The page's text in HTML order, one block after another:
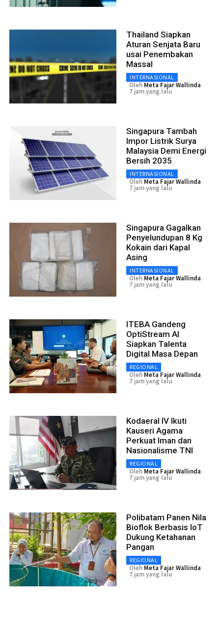
Thailand Siapkan
Aturan Senjata Baru
usai Penembakan
Massal
INTERNASIONAL
Oleh Meta Fajar Wallinda
7 jam yang lalu
Singapura Tambah
Impor Listrik Surya
Malaysia Demi Energi
Bersih 2035
INTERNASIONAL
Oleh Meta Fajar Wallinda
7 jam yang lalu
Singapura Gagalkan
Penyelundupan 8 Kg
Kokain dari Kapal
Asing
INTERNASIONAL
Oleh Meta Fajar Wallinda
7 jam yang lalu
ITEBA Gandeng
OptiStream AI
Siapkan Talenta
Digital Masa Depan
REGIONAL
Oleh Meta Fajar Wallinda
7 jam yang lalu
Kodaeral IV Ikuti
Kauseri Agama
Perkuat Iman dan
Nasionalisme TNI
REGIONAL
Oleh Meta Fajar Wallinda
7 jam yang lalu
Polibatam Panen Nila
Bioflok Berbasis IoT
Dukung Ketahanan
Pangan
REGIONAL
Oleh Meta Fajar Wallinda
7 jam yang lalu